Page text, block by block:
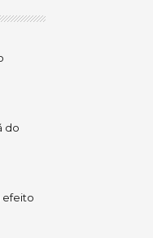
do
efeito